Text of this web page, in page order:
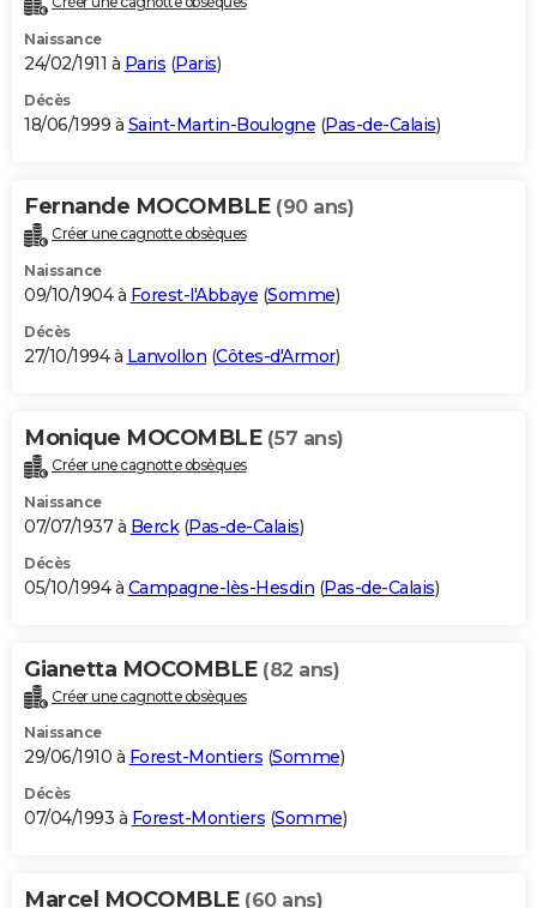
Naissance
24/02/1911 à Paris (Paris)
Décès
18/06/1999 à Saint-Martin-Boulogne (Pas-de-Calais)
Fernande MOCOMBLE (90 ans)
Créer une cagnotte obsèques
Naissance
09/10/1904 à Forest-l'Abbaye (Somme)
Décès
27/10/1994 à Lanvollon (Côtes-d'Armor)
Monique MOCOMBLE (57 ans)
Créer une cagnotte obsèques
Naissance
07/07/1937 à Berck(Pas-de-Calais)
Décès
05/10/1994 à Campagne-lès-Hesdin (Pas-de-Calais)
Gianetta MOCOMBLE (82 ans)
Créer une cagnotte obsèques
Naissance
29/06/1910 à Forest-Montiers (Somme)
Décès
07/04/1993 à Forest-Montiers (Somme)
Marcel MOCOMBLE (60 ans)